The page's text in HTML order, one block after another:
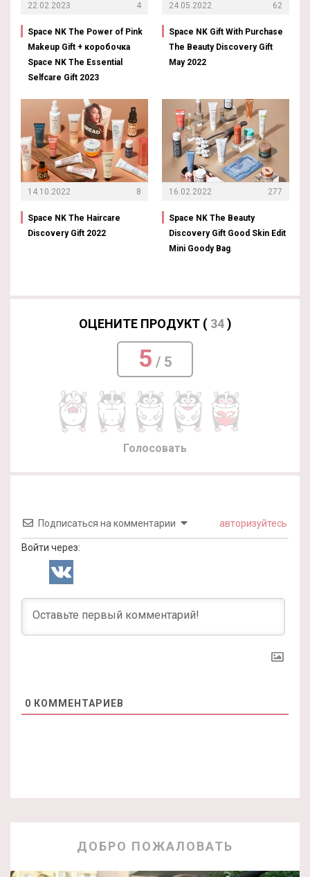
22.02.2023 4
Space NK The Power of Pink
Makeup Gift + коробочка
Space NK The Essential
Selfcare Gift 2023
14.10.2022 8
Space NK The Haircare
Discovery Gift 2022
24.05.2022 62
Space NK Gift With Purchase
The Beauty Discovery Gift
May 2022
16.02.2022 277
Space NK The Beauty
Discovery Gift Good Skin Edit
Mini Goody Bag
ОЦЕНИТЕ ПРОДУКТ ( 34)
5 / 5
Голосовать
Подписаться на комментарии авторизуйтесь
Войти через:
0 КОММЕНТАРИЕВ
ДОБРО ПОЖАЛОВАТЬ